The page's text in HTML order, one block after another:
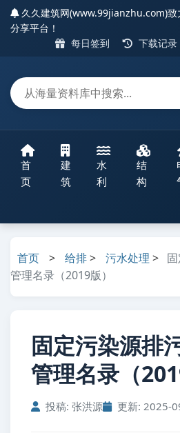
久久建筑网(www.99jianzhu.com)致
分享平台！
每日签到
下载记录
首
页
建
筑
水
利
结
构
首页 > 给排> 污水处理 >
管理名录（2019版）
固定污染源排
管理名录（
投稿: 张洪源 更新: 2025-